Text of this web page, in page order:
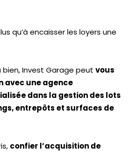
qu’à encaisser les loyers une
bien, Invest Garage peut vous
avec une agence
dans la gestion des lots
entrepôts et surfaces de
confier l’acquisition de